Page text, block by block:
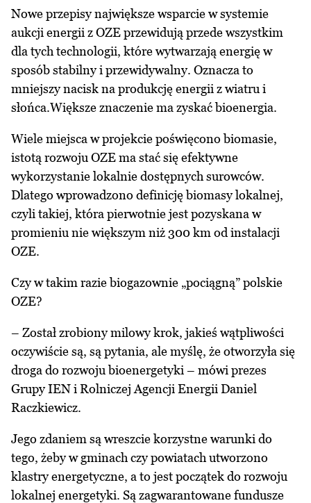
Nowe przepisy największe wsparcie w systemie
aukcji energii z OZE przewidują przede wszystkim
dla tych technologii, które wytwarzają energię w
sposób stabilny i przewidywalny. Oznacza to
mniejszy nacisk na produkcję energii z wiatru i
słońca.Większe znaczenie ma zyskać bioenergia.
Wiele miejsca w projekcie poświęcono biomasie,
istotą rozwoju OZE ma stać się efektywne
wykorzystanie lokalnie dostępnych surowców.
Dlatego wprowadzono definicję biomasy lokalnej,
czyli takiej, która pierwotnie jest pozyskana w
promieniu nie większym niż 300 km od instalacji
OZE.
Czy w takim razie biogazownie „pociągną” polskie
OZE?
– Został zrobiony milowy krok, jakieś wątpliwości
oczywiście są, są pytania, ale myślę, że otworzyła się
droga do rozwoju bioenergetyki – mówi prezes
Grupy IEN i Rolniczej Agencji Energii Daniel
Raczkiewicz.
Jego zdaniem są wreszcie korzystne warunki do
tego, żeby w gminach czy powiatach utworzono
klastry energetyczne, a to jest początek do rozwoju
lokalnej energetyki. Są zagwarantowane fundusze